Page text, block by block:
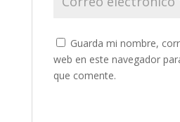
Guarda mi nombre,
web en este navegador
que comente.